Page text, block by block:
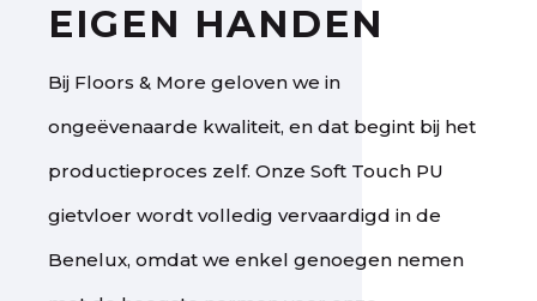
EIGEN HANDEN
Bij Floors & More geloven we in
ongeëvenaarde kwaliteit, en dat begint bij het
productieproces zelf. Onze Soft Touch PU
gietvloer wordt volledig vervaardigd in de
Benelux, omdat we enkel genoegen nemen